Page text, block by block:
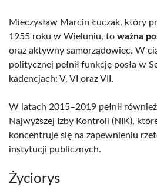
Mieczysław Marcin Łuczak, który
1955 roku w Wieluniu, to ważna
oraz aktywny samorządowiec. W
politycznej pełnił funkcję posła w
kadencjach: V, VI oraz VII.
W latach 2015–2019 pełnił
Najwyższej Izby Kontroli (NIK),
koncentruje się na zapewnieniu
instytucji publicznych.
Życiorys